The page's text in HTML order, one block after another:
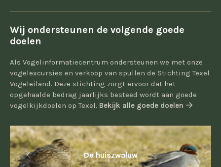
Wij ondersteunen de volgende goede
doelen
Als Vogelinformatiecentrum ondersteunen we met onze
vogelexcursies en verkoop van spullen de Stichting Texel
Vogeleiland. Deze stichting zorgt ervoor dat het
opgehaalde bedrag jaarlijks besteed wordt aan goede
vogelkijkdoelen op Texel. Bekijk alle goede doelen
De huiszwaluw